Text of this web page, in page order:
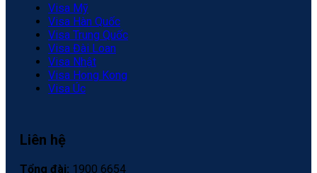
Visa Mỹ
Visa Hàn Quốc
Visa Trung Quốc
Visa Đài Loan
Visa Nhật
Visa Hong Kong
Visa Úc
Liên hệ
Tổng đài: 1900 6654